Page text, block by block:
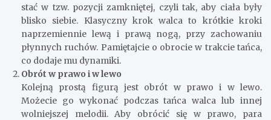
stać w tzw. pozycji zamkniętej, czyli tak, aby ciała były
blisko siebie. Klasyczny krok walca to krótkie kroki
naprzemiennie lewą i prawą nogą, przy zachowaniu
płynnych ruchów. Pamiętajcie o obrocie w trakcie tańca,
co dodaje mu dynamiki.
Obrót w prawo i w lewo
Kolejną prostą figurą jest obrót w prawo i w lewo.
Możecie go wykonać podczas tańca walca lub innej
wolniejszej melodii. Aby obrócić się w prawo, para